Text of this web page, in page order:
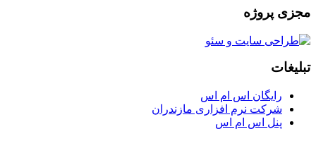
مجزی پروژه
تبلیغات
رایگان اس ام اس
شرکت نرم افزاری مازندران
پنل اس ام اس